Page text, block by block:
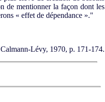
de mentionner la façon dont les
« effet de dépendance »."
Lévy, 1970, p. 171-174.